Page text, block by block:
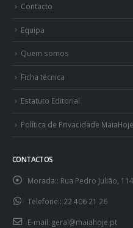
Contacto
Equipa
Quem somos
Ficha técnica
Estatuto Editorial
Política de Privacidade MaiaHoje
CONTACTOS
Morada:: Rua Pedro Julião,
Telefone:: 22 406 21 26
E-mail: geral@maiahoje.pt